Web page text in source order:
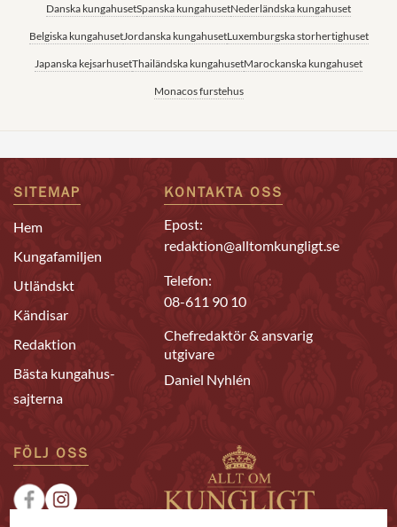
Danska kungahusetSpanska kungahusetNederländska kungahuset
Belgiska kungahusetJordanska kungahusetLuxemburgska storhertighuset
Japanska kejsarhusetThailändska kungahusetMarockanska kungahuset
Monacos furstehus
SITEMAP
Hem
Kungafamiljen
Utländskt
Kändisar
Redaktion
Bästa kungahus-
sajterna
KONTAKTA OSS
Epost:
redaktion@alltomkungligt.se
Telefon:
08-611 90 10
Chefredaktör & ansvarig
utgivare
Daniel Nyhlén
FÖLJ OSS